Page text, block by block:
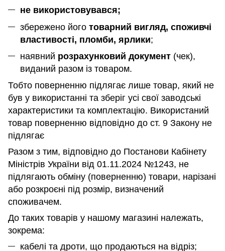
не використовувався;
збережено його товарний вигляд, споживчі
властивості, пломби, ярлики;
наявний розрахунковий документ (чек),
виданий разом із товаром.
Тобто поверненню підлягає лише товар, який не
був у використанні та зберіг усі свої заводські
характеристики та комплектацію. Використаний
товар поверненню відповідно до ст. 9 Закону не
підлягає
Разом з тим, відповідно до Постанови Кабінету
Міністрів України від 01.11.2024 №1243, не
підлягають обміну (поверненню) товари, нарізані
або розкроєні під розмір, визначений
споживачем.
До таких товарів у нашому магазині належать,
зокрема:
кабелі та дроти, що продаються на відріз;